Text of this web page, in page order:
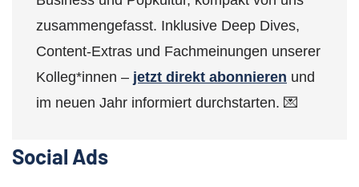
zusammengefasst. Inklusive Deep Dives,
Content-Extras und Fachmeinungen unserer
Kolleg*innen – jetzt direkt abonnieren und
im neuen Jahr informiert durchstarten. 💌
Social Ads